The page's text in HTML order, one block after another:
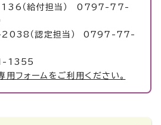
（給付担当） 0797-77-
認定担当） 0797-77-
1355
用フォームをご利用ください。